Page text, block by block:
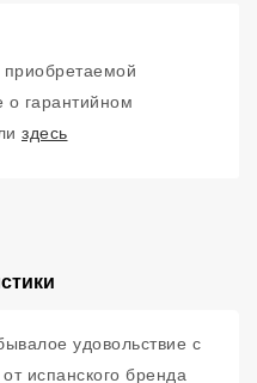
приобретаемой
о гарантийном
здесь
удовольствие с
испанского бренда